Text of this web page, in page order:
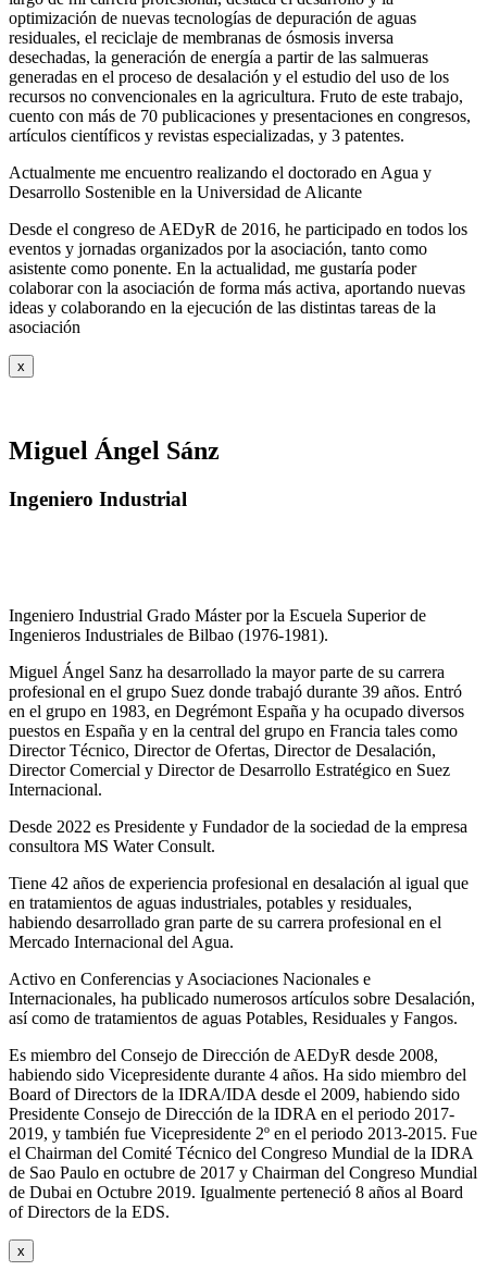
optimización de nuevas tecnologías de depuración de aguas
residuales, el reciclaje de membranas de ósmosis inversa
desechadas, la generación de energía a partir de las salmueras
generadas en el proceso de desalación y el estudio del uso de los
recursos no convencionales en la agricultura. Fruto de este trabajo,
cuento con más de 70 publicaciones y presentaciones en congresos,
artículos científicos y revistas especializadas, y 3 patentes.
Actualmente me encuentro realizando el doctorado en Agua y
Desarrollo Sostenible en la Universidad de Alicante
Desde el congreso de AEDyR de 2016, he participado en todos los
eventos y jornadas organizados por la asociación, tanto como
asistente como ponente. En la actualidad, me gustaría poder
colaborar con la asociación de forma más activa, aportando nuevas
ideas y colaborando en la ejecución de las distintas tareas de la
asociación
x
Miguel Ángel Sánz
Ingeniero Industrial
Ingeniero Industrial Grado Máster por la Escuela Superior de
Ingenieros Industriales de Bilbao (1976-1981).
Miguel Ángel Sanz ha desarrollado la mayor parte de su carrera
profesional en el grupo Suez donde trabajó durante 39 años. Entró
en el grupo en 1983, en Degrémont España y ha ocupado diversos
puestos en España y en la central del grupo en Francia tales como
Director Técnico, Director de Ofertas, Director de Desalación,
Director Comercial y Director de Desarrollo Estratégico en Suez
Internacional.
Desde 2022 es Presidente y Fundador de la sociedad de la empresa
consultora MS Water Consult.
Tiene 42 años de experiencia profesional en desalación al igual que
en tratamientos de aguas industriales, potables y residuales,
habiendo desarrollado gran parte de su carrera profesional en el
Mercado Internacional del Agua.
Activo en Conferencias y Asociaciones Nacionales e
Internacionales, ha publicado numerosos artículos sobre Desalación,
así como de tratamientos de aguas Potables, Residuales y Fangos.
Es miembro del Consejo de Dirección de AEDyR desde 2008,
habiendo sido Vicepresidente durante 4 años. Ha sido miembro del
Board of Directors de la IDRA/IDA desde el 2009, habiendo sido
Presidente Consejo de Dirección de la IDRA en el periodo 2017-
2019, y también fue Vicepresidente 2º en el periodo 2013-2015. Fue
el Chairman del Comité Técnico del Congreso Mundial de la IDRA
de Sao Paulo en octubre de 2017 y Chairman del Congreso Mundial
de Dubai en Octubre 2019. Igualmente perteneció 8 años al Board
of Directors de la EDS.
x